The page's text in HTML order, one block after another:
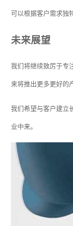
可以根据客户需求独
未来展望
我们将继续致厉于专
来将推出更多更好的
我们希望与客户建立
业中来。